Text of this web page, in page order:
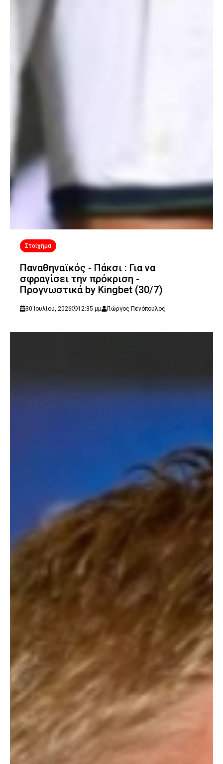
Στοίχημα
Παναθηναϊκός - Πάκσι : Για να
σφραγίσει την πρόκριση -
Προγνωστικά by Kingbet (30/7)
30 Ιουλίου, 2026 12:35 μμ Γιώργος Πενόπουλος